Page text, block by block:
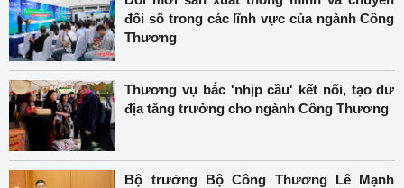
đổi số trong các lĩnh vực của ngành Công
Thương
Thương vụ bắc 'nhịp cầu' kết nối, tạo dư
địa tăng trưởng cho ngành Công Thương
Bộ trưởng Bộ Công Thương Lê Mạnh